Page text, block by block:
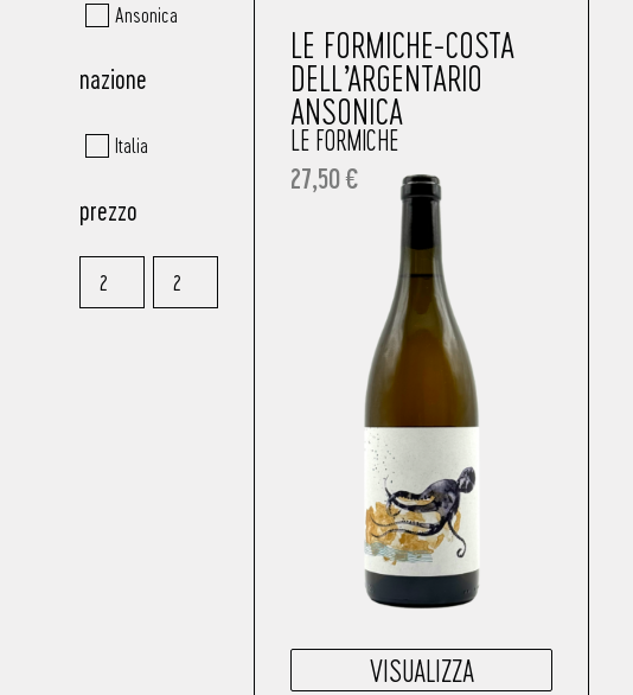
Ansonica
nazione
Italia
prezzo
LE FORMICHE-COSTA
DELL’ARGENTARIO
ANSONICA
LE FORMICHE
27,50€
VISUALIZZA